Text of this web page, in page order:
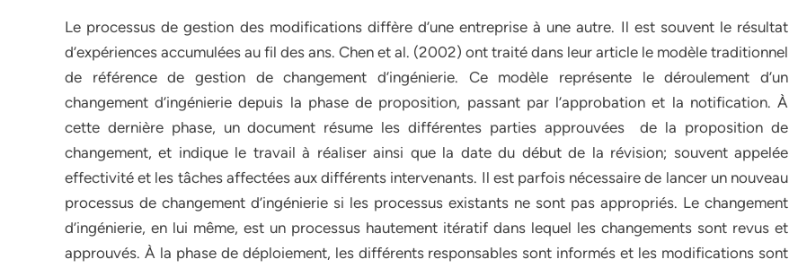
Le processus de gestion des modifications diffère d’une entreprise à une autre. Il est souvent le résultat
d’expériences accumulées au fil des ans. Chen et al. (2002) ont traité dans leur article le modèle traditionnel
de référence de gestion de changement d’ingénierie. Ce modèle représente le déroulement d’un
changement d’ingénierie depuis la phase de proposition, passant par l’approbation et la notification. À
cette dernière phase, un document résume les différentes parties approuvées de la proposition de
changement, et indique le travail à réaliser ainsi que la date du début de la révision; souvent appelée
effectivité et les tâches affectées aux différents intervenants. Il est parfois nécessaire de lancer un nouveau
processus de changement d’ingénierie si les processus existants ne sont pas appropriés. Le changement
d’ingénierie, en lui même, est un processus hautement itératif dans lequel les changements sont revus et
approuvés. À la phase de déploiement, les différents responsables sont informés et les modifications sont